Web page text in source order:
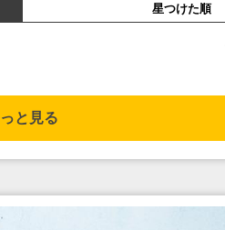
星つけた順
と見る